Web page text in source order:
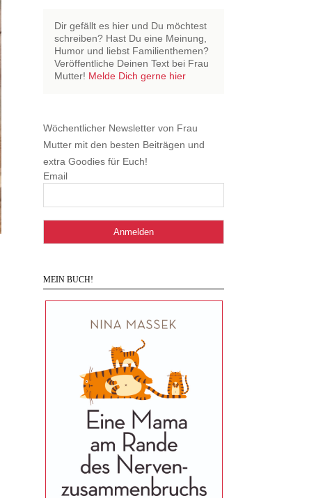
Dir gefällt es hier und Du möchtest
schreiben? Hast Du eine Meinung,
Humor und liebst Familienthemen?
Veröffentliche Deinen Text bei Frau
Mutter! Melde Dich gerne hier
Wöchentlicher Newsletter von Frau
Mutter mit den besten Beiträgen und
extra Goodies für Euch!
Email
MEIN BUCH!